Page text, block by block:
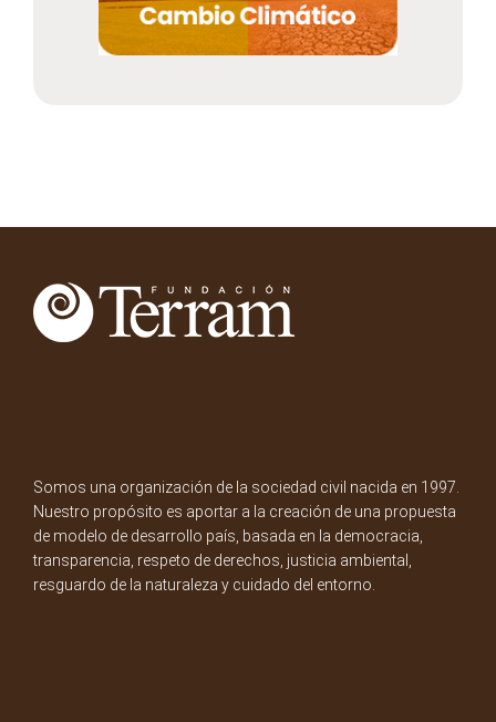
Somos una organización de la sociedad civil nacida en 1997.
Nuestro propósito es aportar a la creación de una propuesta
de modelo de desarrollo país, basada en la democracia,
transparencia, respeto de derechos, justicia ambiental,
resguardo de la naturaleza y cuidado del entorno.